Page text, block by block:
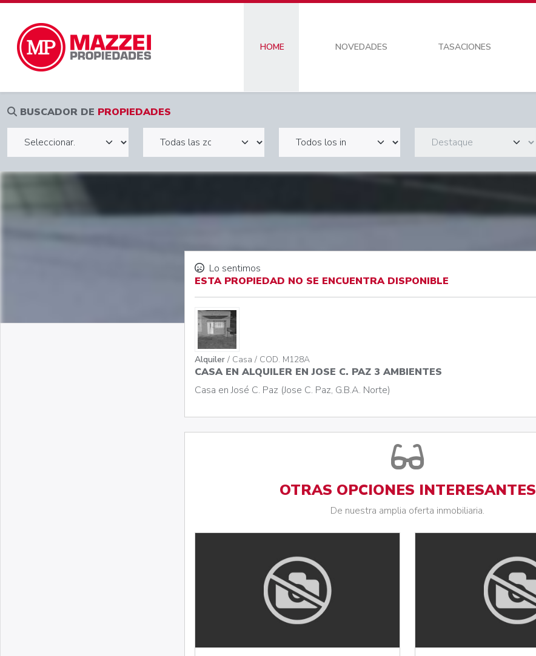
HOME NOVEDADES TASACIONES
BUSCADOR DE PROPIEDADES
Lo sentimos
ESTA PROPIEDAD NO SE ENCUENTRA DISPONIBLE
Alquiler / Casa / COD. M128A
CASA EN ALQUILER EN JOSE C. PAZ 3 AMBIENTES
Casa en José C. Paz (Jose C. Paz, G.B.A. Norte)
OTRAS OPCIONES INTERESANTES
De nuestra amplia oferta inmobiliaria.